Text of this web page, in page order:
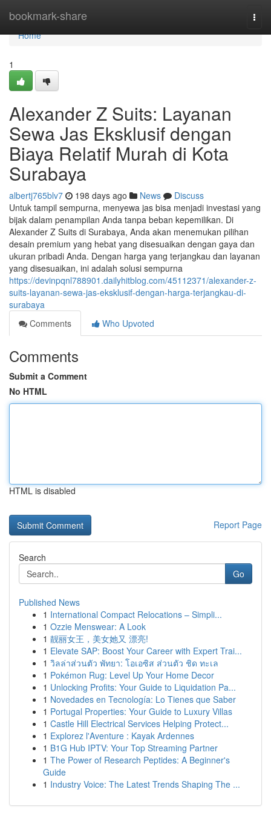
bookmark-share
Home
Home
1
Alexander Z Suits: Layanan
Sewa Jas Eksklusif dengan
Biaya Relatif Murah di Kota
Surabaya
albertj765blv7 198 days ago News
Discuss
Untuk tampil sempurna, menyewa jas bisa menjadi investasi yang
bijak dalam penampilan Anda tanpa beban kepemilikan. Di
Alexander Z Suits di Surabaya, Anda akan menemukan pilihan
desain premium yang hebat yang disesuaikan dengan gaya dan
ukuran pribadi Anda. Dengan harga yang terjangkau dan layanan
yang disesuaikan, ini adalah solusi sempurna
https://devinpqnl788901.dailyhitblog.com/45112371/alexander-z-
suits-layanan-sewa-jas-eksklusif-dengan-harga-terjangkau-di-
surabaya
Comments
Who Upvoted
Comments
Submit a Comment
No HTML
HTML is disabled
Report Page
Search
Go
Published News
1 International Compact Relocations – Simpli...
1 Ozzie Menswear: A Look
1 靓丽女王，美女她又 漂亮!
1 Elevate SAP: Boost Your Career with Expert Trai...
1 วิลล่าส่วนตัว พัทยา: โอเอซิส ส่วนตัว ชิด ทะเล
1 Pokémon Rug: Level Up Your Home Decor
1 Unlocking Profits: Your Guide to Liquidation Pa...
1 Novedades en Tecnología: Lo Tienes que Saber
1 Portugal Properties: Your Guide to Luxury Villas
1 Castle Hill Electrical Services Helping Protect...
1 Explorez l'Aventure : Kayak Ardennes
1 B1G Hub IPTV: Your Top Streaming Partner
1 The Power of Research Peptides: A Beginner's
Guide
1 Industry Voice: The Latest Trends Shaping The ...